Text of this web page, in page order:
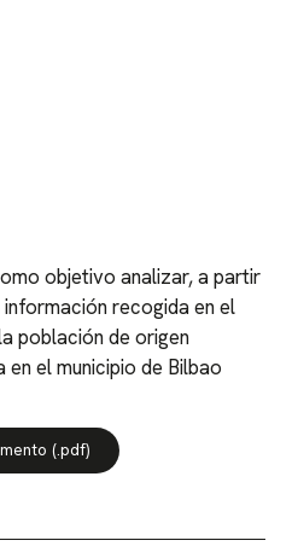
objetivo analizar, a partir
recogida en el
población de origen
el municipio de Bilbao
(.pdf)